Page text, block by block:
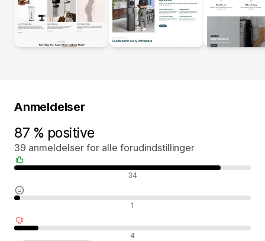
Anmeldelser
87 % positive
39 anmeldelser for alle forudindstillinger
Positive anmeldelser 34
Neutrale anmeldelser 1
Negative anmeldelser 4